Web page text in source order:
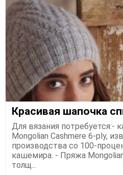
Красивая шапочка
Для вязания потребуется:-
Mongolian Cashmere 6-ply,
производства со 100-
кашемира. - Пряжа
толщ...